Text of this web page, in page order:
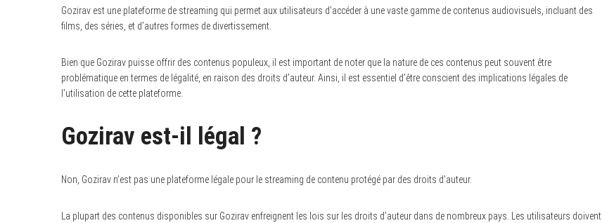
Gozirav est une plateforme de streaming qui permet aux utilisateurs d’accéder à une vaste gamme de contenus audiovisuels, incluant des
films, des séries, et d’autres formes de divertissement.
Bien que Gozirav puisse offrir des contenus populeux, il est important de noter que la nature de ces contenus peut souvent être
problématique en termes de légalité, en raison des droits d’auteur. Ainsi, il est essentiel d’être conscient des implications légales de
l’utilisation de cette plateforme.
Gozirav est-il légal ?
Non, Gozirav n’est pas une plateforme légale pour le streaming de contenu protégé par des droits d’auteur.
La plupart des contenus disponibles sur Gozirav enfreignent les lois sur les droits d’auteur dans de nombreux pays. Les utilisateurs doivent